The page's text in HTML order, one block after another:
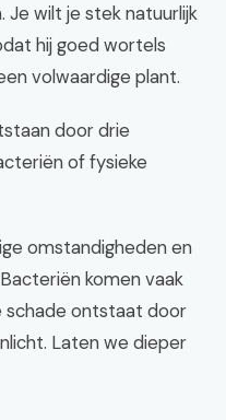
Je wilt je stek natuurlijk
hij goed wortels
volwaardige plant.
door drie
of fysieke
omstandigheden en
komen vaak
schade ontstaat door
Laten we dieper